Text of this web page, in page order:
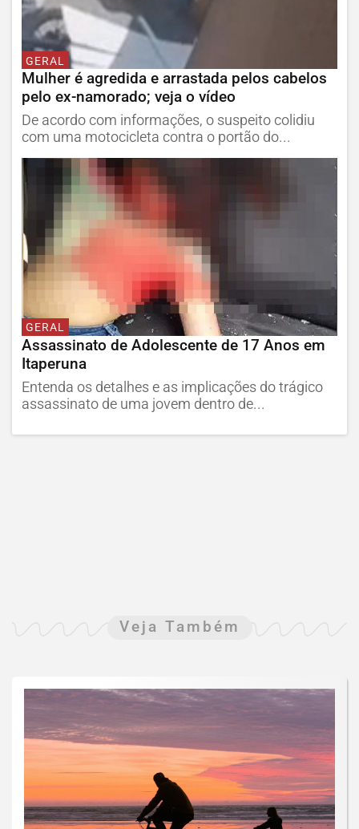
GERAL
Mulher é agredida e arrastada pelos cabelos
pelo ex-namorado; veja o vídeo
De acordo com informações, o suspeito colidiu
com uma motocicleta contra o portão do...
GERAL
Assassinato de Adolescente de 17 Anos em
Itaperuna
Entenda os detalhes e as implicações do trágico
assassinato de uma jovem dentro de...
Veja Também